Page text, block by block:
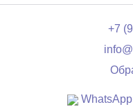
+7
WhatsApp